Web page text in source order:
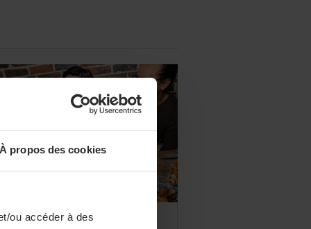
À propos des cookies
ou accéder à des